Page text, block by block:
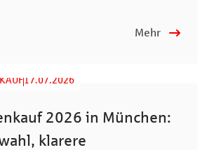
Mehr
17.07.2026
2026 in München:
klarere